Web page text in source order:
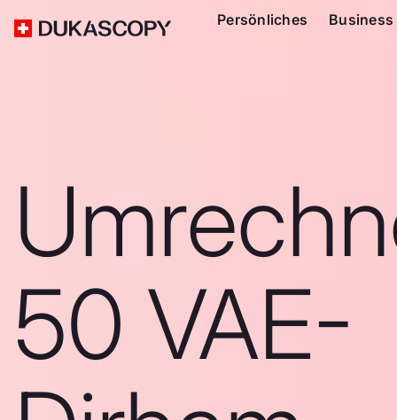
Persönliches Business
50 VAE-